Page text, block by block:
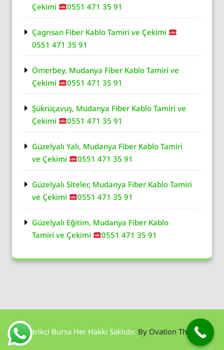
Çekimi
0551 471 35 91
Çagrısan Fiber Kablo Tamiri ve Çekimi
0551 471 35 91
Ömerbey, Mudanya Fiber Kablo Tamiri ve
Çekimi
0551 471 35 91
Şükrüçavuş, Mudanya Fiber Kablo Tamiri ve
Çekimi
0551 471 35 91
Güzelyalı Yalı, Mudanya Fiber Kablo Tamiri
ve Çekimi
0551 471 35 91
Güzelyalı Siteler, Mudanya Fiber Kablo Tamiri
ve Çekimi
0551 471 35 91
Güzelyalı Eğitim, Mudanya Fiber Kablo
Tamiri ve Çekimi
0551 471 35 91
Elektrikci Bursa Her Hakkı Saklıdır. By Ovation Themes